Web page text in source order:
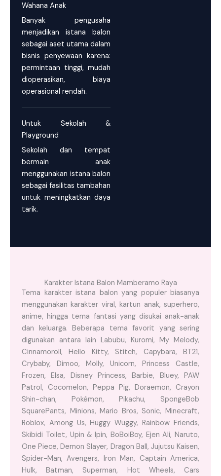
Wahana Anak
Banyak pengusaha
menjadikan istana balon
sebagai aset utama dalam
bisnis penyewaan karena:
permintaan tinggi, mudah
dioperasikan, biaya
operasional rendah.
Untuk Sekolah &
Playground
Sekolah dan tempat
bermain anak
menggunakan istana balon
sebagai fasilitas tambahan
untuk meningkatkan daya
tarik.
Karakter Istana Balon Mamberamo Raya
Tema karakter istana balon yang populer biasanya
menggunakan karakter viral, kartun anak, superhero,
anime, hingga tema fantasi yang disukai anak-anak
dan keluarga. Beberapa tema favorit yang sering
digunakan antara lain Labubu, Kuromi, My Melody,
Cinnamoroll, Hello Kitty, Stitch, Capybara, BT21,
Crybaby, Dimoo, Molly, Unicorn, Princess Castle,
Frozen, Elsa, Disney Princess, Barbie, Bluey, PAW
Patrol, Cocomelon, Peppa Pig, Doraemon, Crayon
Shin-chan, Pokémon, Pikachu, SpongeBob
SquarePants, Minions, Mario Bros, Sonic, Minecraft,
Roblox, Among Us, Huggy Wuggy, Rainbow Friends,
Skibidi Toilet, Upin & Ipin, BoBoiBoy, Ejen Ali, Naruto,
One Piece, Demon Slayer, Dragon Ball, Jujutsu Kaisen,
Spider-Man, Avengers, Iron Man, Captain America,
Hulk, Batman, Superman, Hot Wheels, Cars